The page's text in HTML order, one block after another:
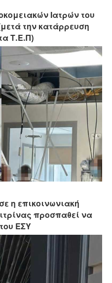
Ιατρών του
την κατάρρευση
Τ.Ε.Π)
η επικοινωνιακή
προσπαθεί να
ΕΣΥ